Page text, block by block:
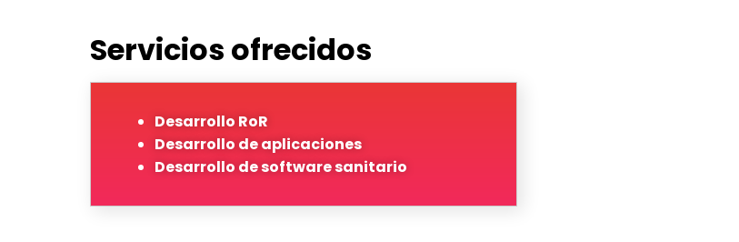
Servicios ofrecidos
Desarrollo RoR
Desarrollo de aplicaciones
Desarrollo de software sanitario